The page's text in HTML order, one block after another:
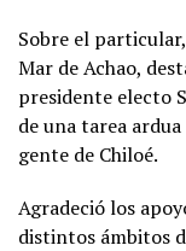
Sobre el
Mar de Achao,
presidente electo
de una tarea
gente de Chiloé.
Agradeció los
distintos ámbitos